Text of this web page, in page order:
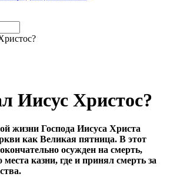
Иисус Христос?
жизни Господа Иисуса Христа
как Великая пятница. В этот
осужден на смерть,
казни, где и принял смерть за